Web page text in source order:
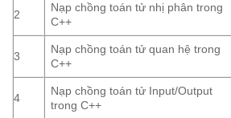
2
Nạp chồng toán tử nhị phân trong
C++
3
Nạp chồng toán tử quan hệ trong
C++
4
Nạp chồng toán tử Input/Output
trong C++